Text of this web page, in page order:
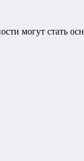
могут стать